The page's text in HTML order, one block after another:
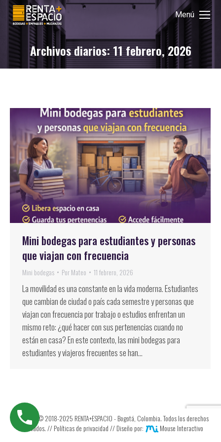
Menú
Archivos diarios:11 febrero, 2026
Mini bodegas para estudiantes y personas
que viajan con frecuencia
Mini bodegas PorMateo 11 febrero, 2026
La movilidad es una constante en la vida moderna. Estudiantes
que cambian de ciudad o país cada semestre y personas que
viajan con frecuencia por trabajo o estudios enfrentan un
mismo reto: ¿qué hacer con sus pertenencias cuando no
están en casa? En este contexto, las mini bodegas para
estudiantes y viajeros frecuentes se han…
Copyright © 2018-2025 RENTA+ESPACIO - Bogotá, Colombia. Todos los derechos
reservados. //Políticas de privacidad// Diseño por: Mouse Interactivo